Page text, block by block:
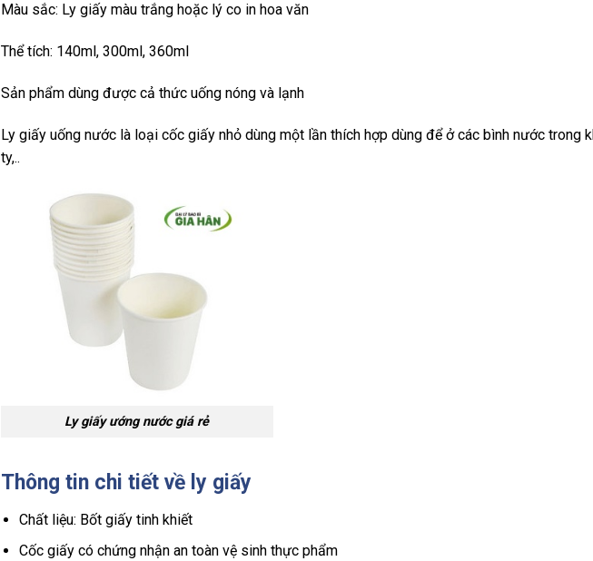
Màu sắc: Ly giấy màu trắng hoặc lý co in hoa văn
Thể tích: 140ml, 300ml, 360ml
Sản phẩm dùng được cả thức uống nóng và lạnh
Ly giấy uống nước là loại cốc giấy nhỏ dùng một lần thích hợp dùng để ở các bình nước trong
ty,..
Ly giấy ướng nước giá rẻ
Thông tin chi tiết về ly giấy
Chất liệu: Bốt giấy tinh khiết
Cốc giấy có chứng nhận an toàn vệ sinh thực phẩm